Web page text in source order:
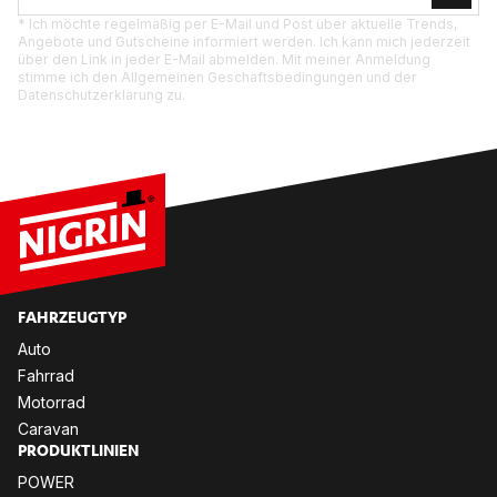
* Ich möchte regelmäßig per E-Mail und Post über aktuelle Trends,
Angebote und Gutscheine informiert werden. Ich kann mich jederzeit
über den Link in jeder E-Mail abmelden. Mit meiner Anmeldung
stimme ich den Allgemeinen Geschäftsbedingungen und der
Datenschutzerklärung zu.
FAHR­ZEUG­TYP
Auto
Fahr­rad
Mo­tor­rad
Ca­ra­van
PRO­DUKT­LI­NI­EN
POW­ER